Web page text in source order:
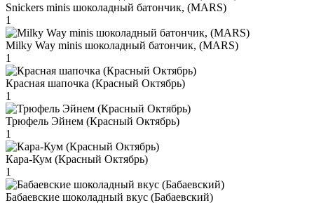
Snickers minis шоколадный батончик, (MARS)
1
Milky Way minis шоколадный батончик, (MARS)
1
Красная шапочка (Красный Октябрь)
1
Трюфель Эйнем (Красный Октябрь)
1
Кара-Кум (Красный Октябрь)
1
Бабаевские шоколадный вкус (Бабаевский)